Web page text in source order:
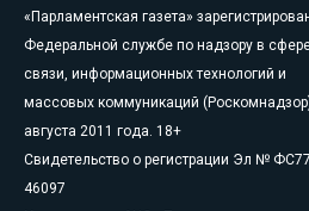
«Парламентская газета»
Федеральной службе по надзору в
связи, информационных технологий и
массовых коммуникаций
августа 2011 года. 18+
Свидетельство о регистрации Эл №
46097